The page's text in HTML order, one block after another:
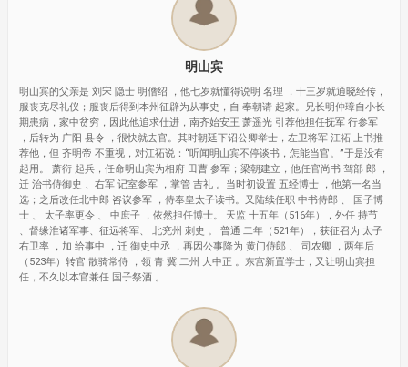
明山宾
明山宾的父亲是 刘宋 隐士 明僧绍 ，他七岁就懂得说明 名理 ，十三岁就通晓经传，
服丧克尽礼仪；服丧后得到本州征辟为从事史，自 奉朝请 起家。兄长明仲璋自小长
期患病，家中贫穷，因此他追求仕进，南齐始安王 萧遥光 引荐他担任抚军 行参军
，后转为 广阳 县令 ，很快就去官。其时朝廷下诏公卿举士，左卫将军 江祏 上书推
荐他，但 齐明帝 不重视，对江祏说：“听闻明山宾不停谈书，怎能当官。”于是没有
起用。 萧衍 起兵，任命明山宾为相府 田曹 参军；梁朝建立，他任官尚书 驾部 郎 ，
迁 治书侍御史 、右军 记室参军 ，掌管 吉礼 。当时初设置 五经博士 ，他第一名当
选；之后改任北中郎 咨议参军 ，侍奉皇太子读书。又陆续任职 中书侍郎 、 国子博
士 、 太子率更令 、 中庶子 ，依然担任博士。 天监 十五年（516年），外任 持节
、督缘淮诸军事、征远将军、 北兖州 刺史 。 普通 二年（521年），获征召为 太子
右卫率 ，加 给事中 ，迁 御史中丞 ，再因公事降为 黄门侍郎 、 司农卿 ，两年后
（523年）转官 散骑常侍 ，领 青 冀 二州 大中正 。东宫新置学士，又让明山宾担
任，不久以本官兼任 国子祭酒 。